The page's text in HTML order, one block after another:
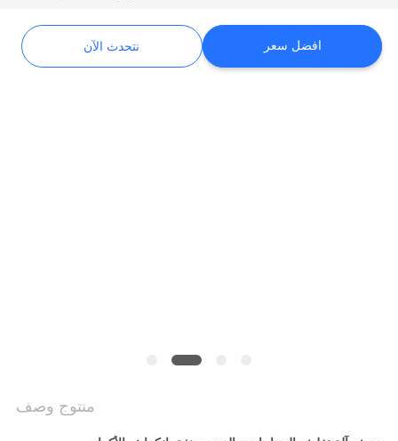
خريطة
الموقع
افضل سعر نتحدث الآن
منتوج وصف